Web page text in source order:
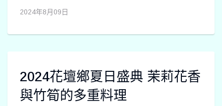
2024年8月09日
2024花壇鄉夏日盛典 茉莉花香
與竹筍的多重料理